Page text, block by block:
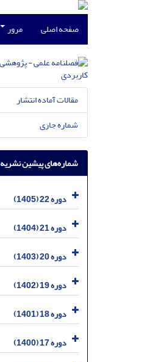
صفحه اصلی مرور
مقالات آماده انتشار
شماره جاری
شماره‌های پیشین نشریه
دوره 22 (1405)
دوره 21 (1404)
دوره 20 (1403)
دوره 19 (1402)
دوره 18 (1401)
دوره 17 (1400)